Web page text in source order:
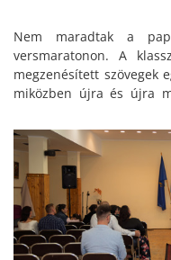
Nem maradtak a
versmaratonon. A
megzenésített szövegek
miközben újra és újra